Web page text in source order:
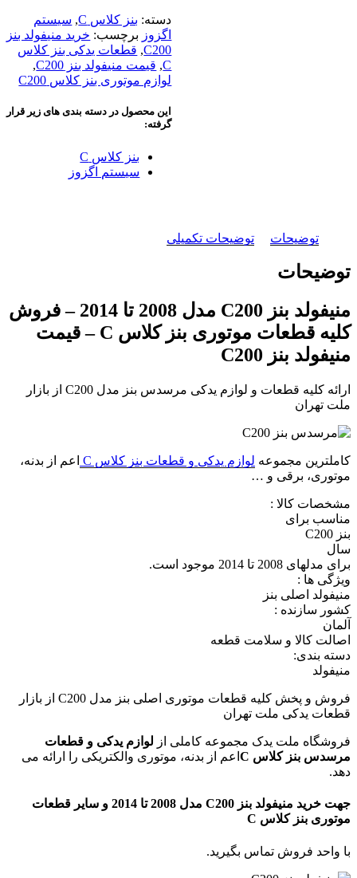
دسته: بنز کلاس C , سیستم
اگزوز برچسب: خرید منیفولد بنز
C200
, قطعات یدکی بنز کلاس
C
, قیمت منیفولد بنز C200
,
لوازم موتوری بنز کلاس C200
این محصول در دسته بندی های زیر قرار
گرفته:
بنز کلاس C
سیستم اگزوز
توضیحات توضیحات تکمیلی
توضیحات
منیفولد بنز C200 مدل 2008 تا 2014 – فروش
کلیه قطعات موتوری بنز کلاس C – قیمت
منیفولد بنز C200
ارائه کلیه قطعات و لوازم یدکی مرسدس بنز مدل C200 از بازار
ملت تهران
کاملترین مجموعه لوازم یدکی و قطعات بنز کلاس C
اعم از بدنه،
موتوری، برقی و …
مشخصات کالا :
مناسب برای
بنز C200
سال
برای مدلهای 2008 تا 2014 موجود است.
ویژگی ها :
منیفولد اصلی بنز
کشور سازنده :
آلمان
اصالت کالا و سلامت قطعه
دسته بندی:
منیفولد
فروش و پخش کلیه قطعات موتوری اصلی بنز مدل C200 از بازار
قطعات یدکی ملت تهران
فروشگاه ملت یدک مجموعه کاملی از لوازم یدکی و قطعات
مرسدس بنز کلاس C
اعم از بدنه، موتوری والکتریکی را ارائه می
دهد.
جهت خرید منیفولد بنز C200 مدل 2008 تا 2014 و سایر قطعات
موتوری بنز کلاس C
با واحد فروش تماس بگیرید.